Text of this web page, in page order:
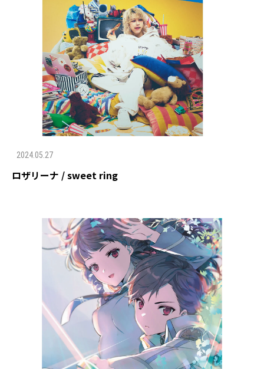
2024.05.27
ロザリーナ / sweet ring